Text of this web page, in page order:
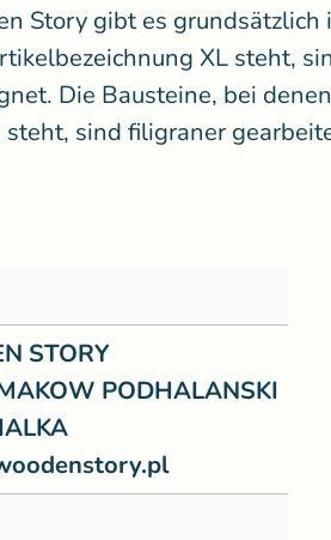
Story gibt es
XL steht,
Die Bausteine, bei
sind filigraner
STORY
PODHALANSKI